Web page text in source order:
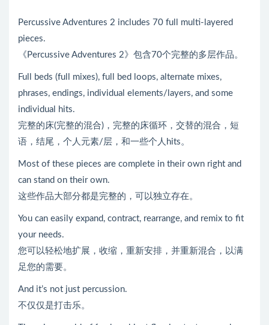
Percussive Adventures 2 includes 70 full multi-layered
pieces.
《Percussive Adventures 2》包含70个完整的多层作品。
Full beds (full mixes), full bed loops, alternate mixes,
phrases, endings, individual elements/layers, and some
individual hits.
完整的床(完整的混合)，完整的床循环，交替的混合，短
语，结尾，个人元素/层，和一些个人hits。
Most of these pieces are complete in their own right and
can stand on their own.
这些作品大部分都是完整的，可以独立存在。
You can easily expand, contract, rearrange, and remix to fit
your needs.
您可以轻松地扩展，收缩，重新安排，并重新混合，以满
足您的需要。
And it’s not just percussion.
不仅仅是打击乐。